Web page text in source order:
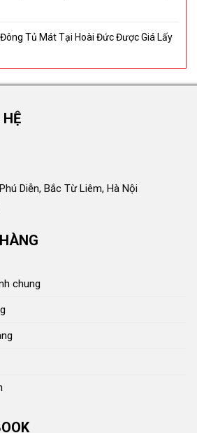
Tủ Mát Tại Hoài Đức Được Giá Lấy
Diễn, Bắc Từ Liêm, Hà Nội
chung